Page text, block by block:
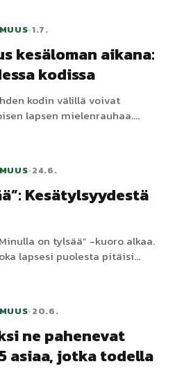
•1.7.
kesäloman aikana:
kodissa
kodin välillä voivat
lapsen mielenrauhaa.
•24.6.
Kesätylsyydestä
on tylsää” -kuoro alkaa.
lapsesi puolesta pitäisi
päivä ajautuu kaaokseen.
•20.6.
ne pahenevat
asiaa, jotka todella